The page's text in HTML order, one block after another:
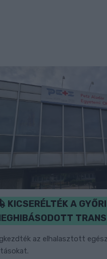
KICSERÉLTÉK A
az elhalasztott